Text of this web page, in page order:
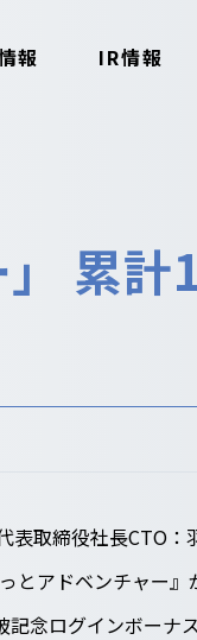
報 IR情報
累計
表取締役社長CTO：
とアドベンチャー』
念ログインボーナ